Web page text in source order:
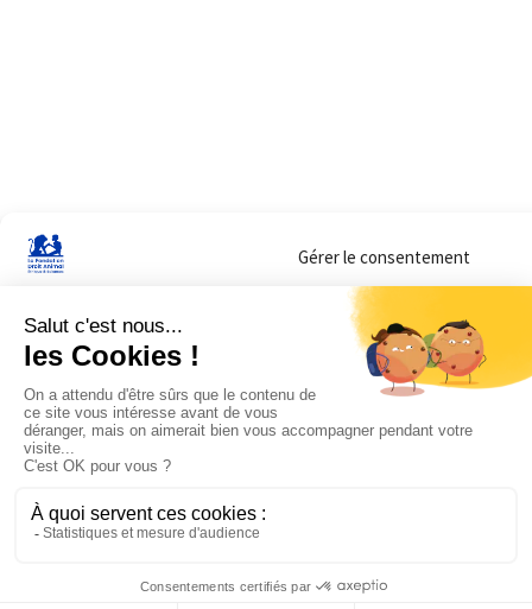
Gérer le consentement
Sur ce site, nous utilisons des cookies pour mesurer notre audience et vous
lorsque vous y consentez. Vous pouvez sélectionner ceux que vous autorisez
navigation.